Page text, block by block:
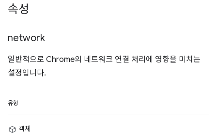
속성
network
일반적으로 Chrome의 네트워크 연결 처리에 영향을 미치는
설정입니다.
유형
객체